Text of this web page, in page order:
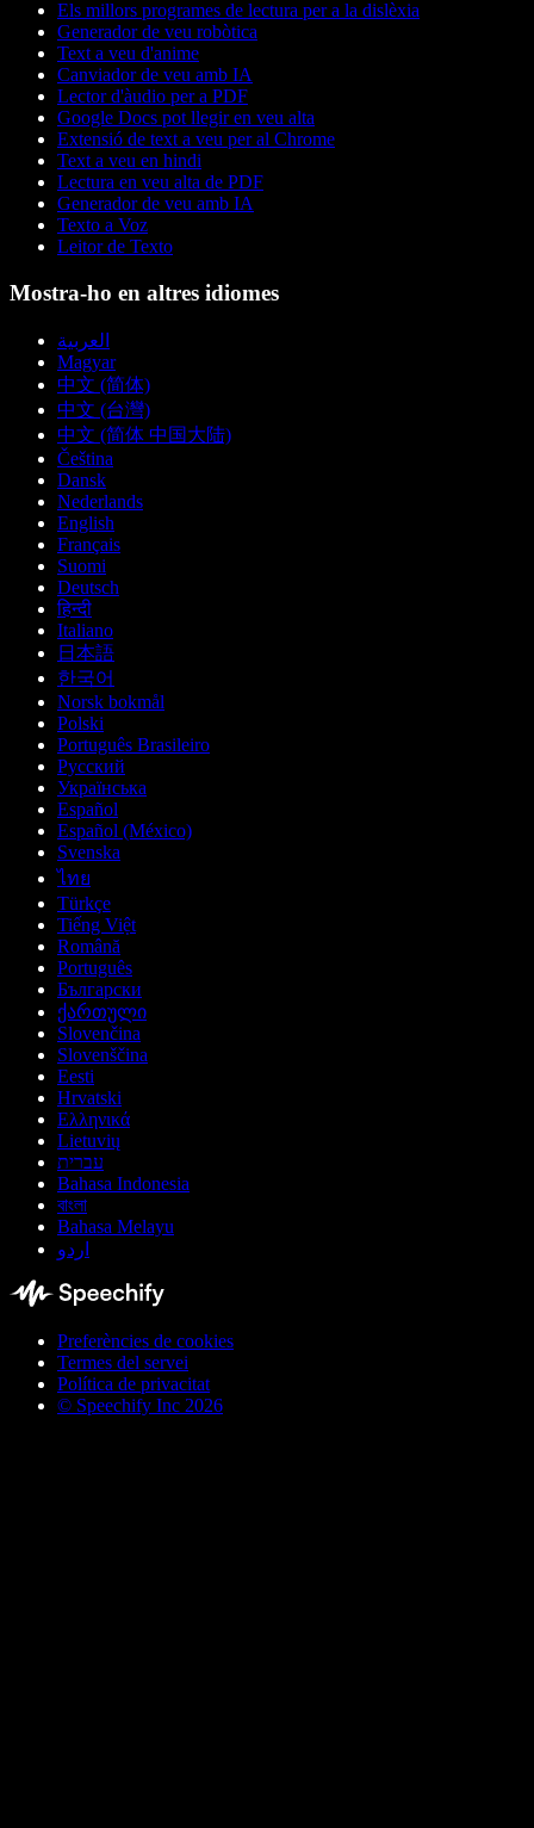
Els millors programes de lectura per a la dislèxia
Generador de veu robòtica
Text a veu d'anime
Canviador de veu amb IA
Lector d'àudio per a PDF
Google Docs pot llegir en veu alta
Extensió de text a veu per al Chrome
Text a veu en hindi
Lectura en veu alta de PDF
Generador de veu amb IA
Texto a Voz
Leitor de Texto
Mostra-ho en altres idiomes
العربية
Magyar
中文 (简体)
中文 (台灣)
中文 (简体 中国大陆)
Čeština
Dansk
Nederlands
English
Français
Suomi
Deutsch
हिन्दी
Italiano
日本語
한국어
Norsk bokmål
Polski
Português Brasileiro
Русский
Українська
Español
Español (México)
Svenska
ไทย
Türkçe
Tiếng Việt
Română
Português
Български
ქართული
Slovenčina
Slovenščina
Eesti
Hrvatski
Ελληνικά
Lietuvių
עברית
Bahasa Indonesia
বাংলা
Bahasa Melayu
اردو
Preferències de cookies
Termes del servei
Política de privacitat
© Speechify Inc 2026